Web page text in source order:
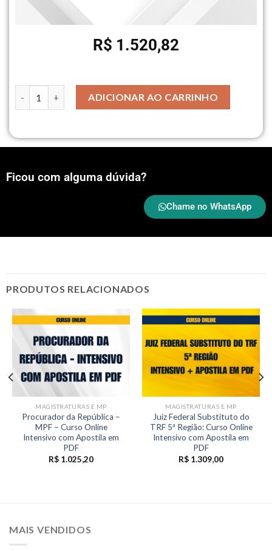
R$ 1.520,82
ADICIONAR AO CARRINHO
Ficou com alguma dúvida?
Chame no WhatsApp
PRODUTOS RELACIONADOS
MAGISTRATURAS E MP
Procurador da República –
MPF – Curso Online
Intensivo com Apostila em
PDF
R$ 1.025,20
MAGISTRATURAS E MP
Juiz Federal Substituto do
TRF 5ª Região: Curso Online
Intensivo com Apostila em
PDF
R$ 1.309,00
MAIS VENDIDOS